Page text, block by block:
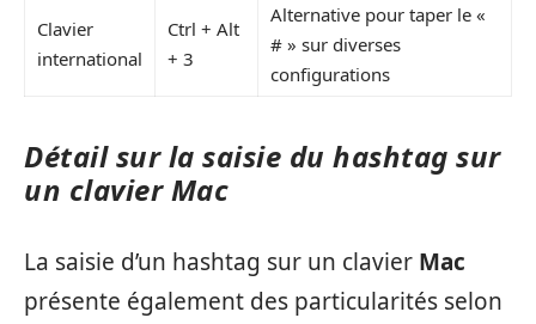
Clavier
international
Ctrl + Alt
+ 3
Alternative pour taper le «
# » sur diverses
configurations
Détail sur la saisie du hashtag sur
un clavier Mac
La saisie d’un hashtag sur un clavier Mac
présente également des particularités selon